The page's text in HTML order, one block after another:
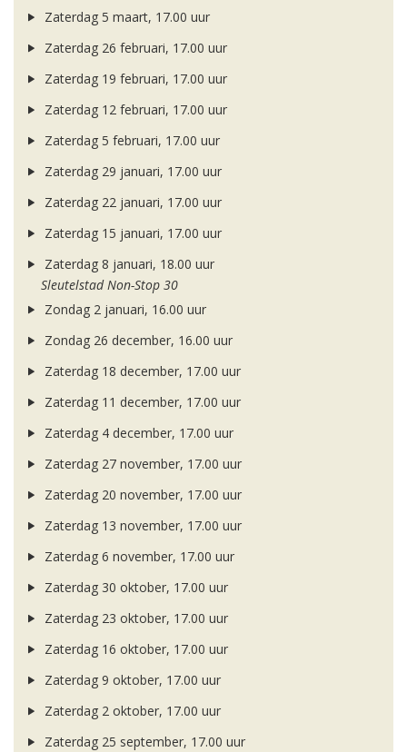
Zaterdag 5 maart, 17.00 uur
Zaterdag 26 februari, 17.00 uur
Zaterdag 19 februari, 17.00 uur
Zaterdag 12 februari, 17.00 uur
Zaterdag 5 februari, 17.00 uur
Zaterdag 29 januari, 17.00 uur
Zaterdag 22 januari, 17.00 uur
Zaterdag 15 januari, 17.00 uur
Zaterdag 8 januari, 18.00 uur
Sleutelstad Non-Stop 30
Zondag 2 januari, 16.00 uur
Zondag 26 december, 16.00 uur
Zaterdag 18 december, 17.00 uur
Zaterdag 11 december, 17.00 uur
Zaterdag 4 december, 17.00 uur
Zaterdag 27 november, 17.00 uur
Zaterdag 20 november, 17.00 uur
Zaterdag 13 november, 17.00 uur
Zaterdag 6 november, 17.00 uur
Zaterdag 30 oktober, 17.00 uur
Zaterdag 23 oktober, 17.00 uur
Zaterdag 16 oktober, 17.00 uur
Zaterdag 9 oktober, 17.00 uur
Zaterdag 2 oktober, 17.00 uur
Zaterdag 25 september, 17.00 uur